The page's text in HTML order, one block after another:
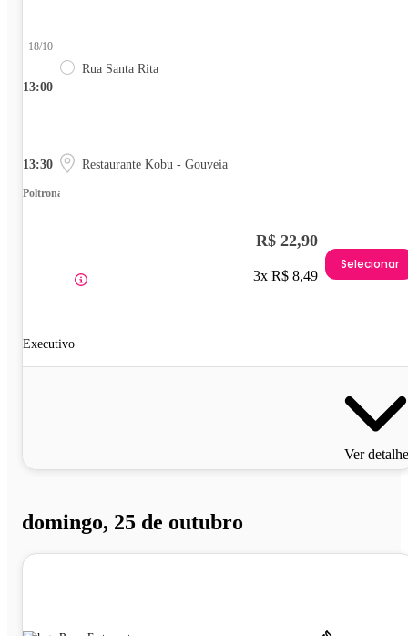
13:00
18/10
Rua Santa Rita
13:30 Restaurante Kobu - Gouveia
Poltrona
Executivo
R$ 22,90
3x R$ 8,49
Selecionar
Ver
domingo, 25 de outubro